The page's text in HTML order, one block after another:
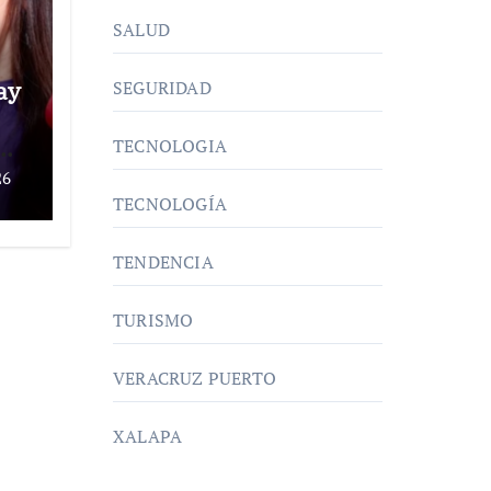
SALUD
SEGURIDAD
TECNOLOGIA
TECNOLOGÍA
TENDENCIA
TURISMO
VERACRUZ PUERTO
XALAPA